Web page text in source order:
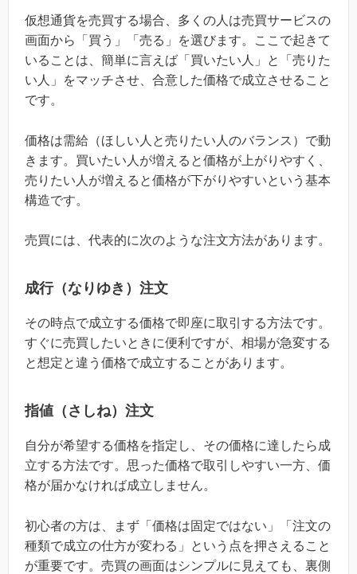
仮想通貨を売買する場合、多くの人は売買サービスの
画面から「買う」「売る」を選びます。ここで起きて
いることは、簡単に言えば「買いたい人」と「売りた
い人」をマッチさせ、合意した価格で成立させること
です。
価格は需給（ほしい人と売りたい人のバランス）で動
きます。買いたい人が増えると価格が上がりやすく、
売りたい人が増えると価格が下がりやすいという基本
構造です。
売買には、代表的に次のような注文方法があります。
成行（なりゆき）注文
その時点で成立する価格で即座に取引する方法です。
すぐに売買したいときに便利ですが、相場が急変する
と想定と違う価格で成立することがあります。
指値（さしね）注文
自分が希望する価格を指定し、その価格に達したら成
立する方法です。思った価格で取引しやすい一方、価
格が届かなければ成立しません。
初心者の方は、まず「価格は固定ではない」「注文の
種類で成立の仕方が変わる」という点を押さえること
が重要です。売買の画面はシンプルに見えても、裏側